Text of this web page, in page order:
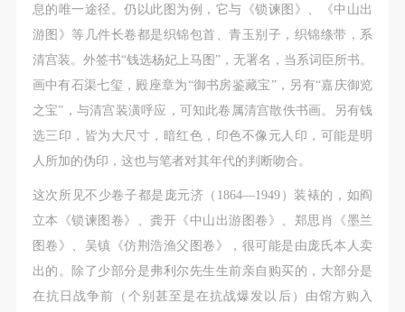
息的唯一途径。仍以此图为例，它与《锁谏图》、《中山出
游图》等几件长卷都是织锦包首、青玉别子，织锦绦带，系
清宫装。外签书“钱选杨妃上马图”，无署名，当系词臣所书。
画中有石渠七玺，殿座章为“御书房鉴藏宝”，另有“嘉庆御览
之宝”，与清宫装潢呼应，可知此卷属清宫散佚书画。另有钱
选三印，皆为大尺寸，暗红色，印色不像元人印，可能是明
人所加的伪印，这也与笔者对其年代的判断吻合。
这次所见不少卷子都是庞元济（1864—1949）装裱的，如阎
立本《锁谏图卷》、龚开《中山出游图卷》、郑思肖《墨兰
图卷》、吴镇《仿荆浩渔父图卷》，很可能是由庞氏本人卖
出的。除了少部分是弗利尔先生生前亲自购买的，大部分是
在抗日战争前（个别甚至是在抗战爆发以后）由馆方购入